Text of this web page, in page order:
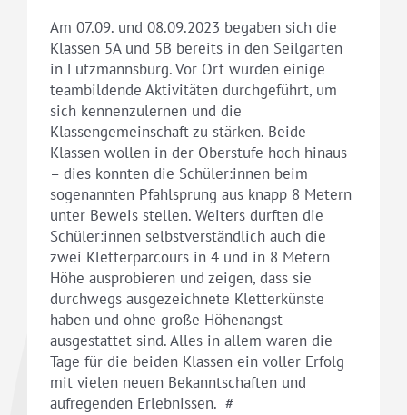
Am 07.09. und 08.09.2023 begaben sich die
Klassen 5A und 5B bereits in den Seilgarten
in Lutzmannsburg. Vor Ort wurden einige
teambildende Aktivitäten durchgeführt, um
sich kennenzulernen und die
Klassengemeinschaft zu stärken. Beide
Klassen wollen in der Oberstufe hoch hinaus
– dies konnten die Schüler:innen beim
sogenannten Pfahlsprung aus knapp 8 Metern
unter Beweis stellen. Weiters durften die
Schüler:innen selbstverständlich auch die
zwei Kletterparcours in 4 und in 8 Metern
Höhe ausprobieren und zeigen, dass sie
durchwegs ausgezeichnete Kletterkünste
haben und ohne große Höhenangst
ausgestattet sind. Alles in allem waren die
Tage für die beiden Klassen ein voller Erfolg
mit vielen neuen Bekanntschaften und
aufregenden Erlebnissen. #